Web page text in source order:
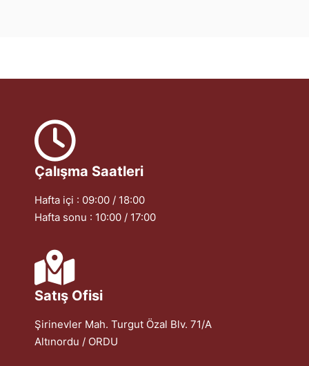
Çalışma Saatleri
Hafta içi : 09:00 / 18:00
Hafta sonu : 10:00 / 17:00
Satış Ofisi
Şirinevler Mah. Turgut Özal Blv. 71/A
Altınordu / ORDU